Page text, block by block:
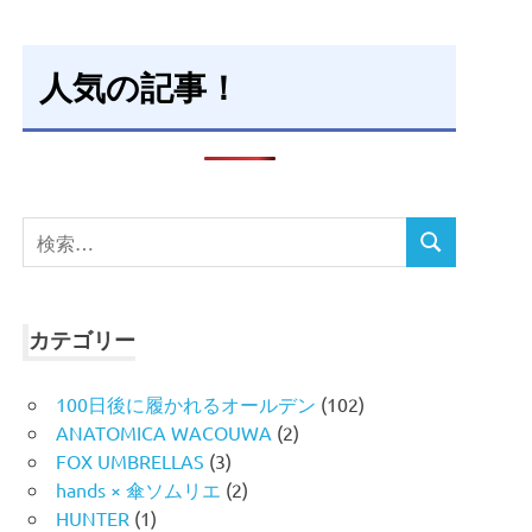
人気の記事！
検
索
検
カテゴリー
100日後に履かれるオールデン (102)
ANATOMICA WACOUWA (2)
FOX UMBRELLAS (3)
hands × 傘ソムリエ (2)
HUNTER (1)